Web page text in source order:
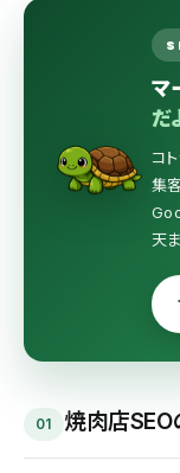
マ
だ
コ
集
天
01 焼肉店